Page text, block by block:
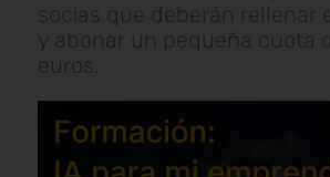
socias que deberán rellenar
y abonar un pequeña cuota
euros.